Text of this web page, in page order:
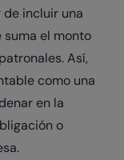
de incluir una
suma el monto
Así,
como una
en la
o